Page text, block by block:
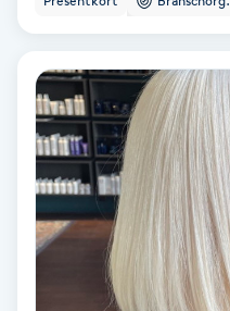
Tvätt & Fön
Vaccination
Vampyrbehandling